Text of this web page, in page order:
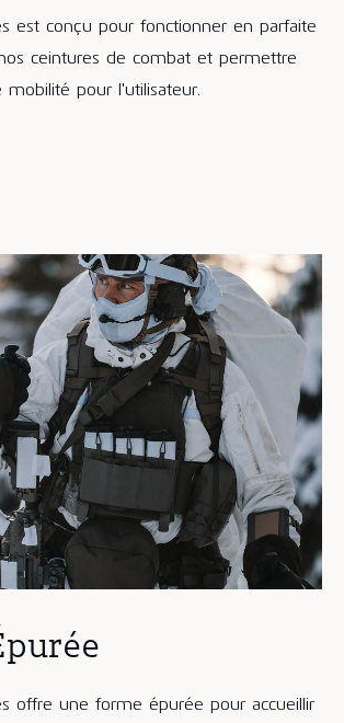
est conçu pour fonctionner en parfaite
ceintures de combat et permettre
pour l'utilisateur.
offre une forme épurée pour accueillir